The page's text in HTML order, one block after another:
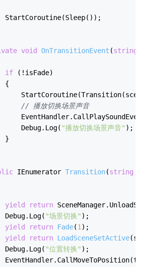
StartCoroutine(Sleep());
void OnTransitionEvent (string
if (!isFade)
{
// 播放切换场景声音
Debug.Log(
"播放切换场景声音" );
}
IEnumerator Transition(string
yield return
Debug.Log(
"场景切换" );
yield
return Fade(1 ) ;
yield
return LoadSceneSetActive(
Debug.Log(
"位置转换" );